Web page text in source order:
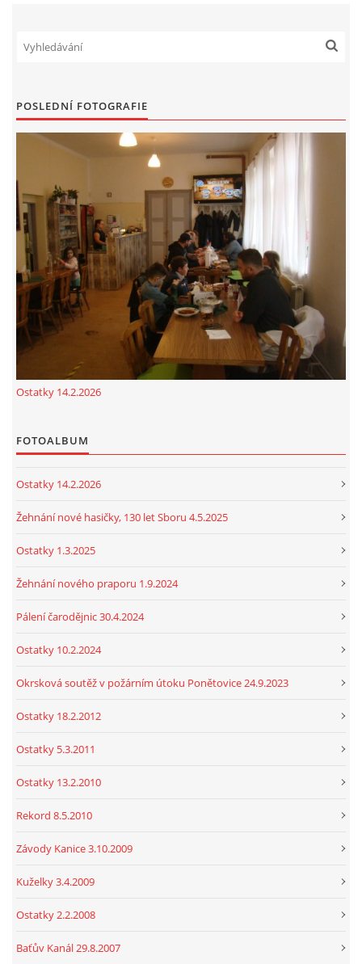
PRO ČLENY (ZAMČENO)
KONTAKT
SDH Prace
PRACE
Vinohrádky 373
737361186 , 732851414
cenekji@seznam.cz
© 2026 eStránky.cz | RSS|Tisk| Nahoru ↑
POSLEDNÍ FOTOGRAFIE
Ostatky 14.2.2026
FOTOALBUM
Ostatky 14.2.2026
Žehnání nové hasičky, 130 let Sboru 4.5.2025
Ostatky 1.3.2025
Žehnání nového praporu 1.9.2024
Pálení čarodějnic 30.4.2024
Ostatky 10.2.2024
Okrsková soutěž v požárním útoku Ponětovice 24.9.2023
Ostatky 18.2.2012
Ostatky 5.3.2011
Ostatky 13.2.2010
Rekord 8.5.2010
Závody Kanice 3.10.2009
Kuželky 3.4.2009
Ostatky 2.2.2008
Baťův Kanál 29.8.2007